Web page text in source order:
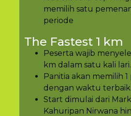
memilih satu
periode
The Fastest 1 km
Peserta wajib
km dalam satu kali lari.
Panitia akan memilih
dengan waktu terbaik.
Start dimulai dari
Kahuripan Nirwana